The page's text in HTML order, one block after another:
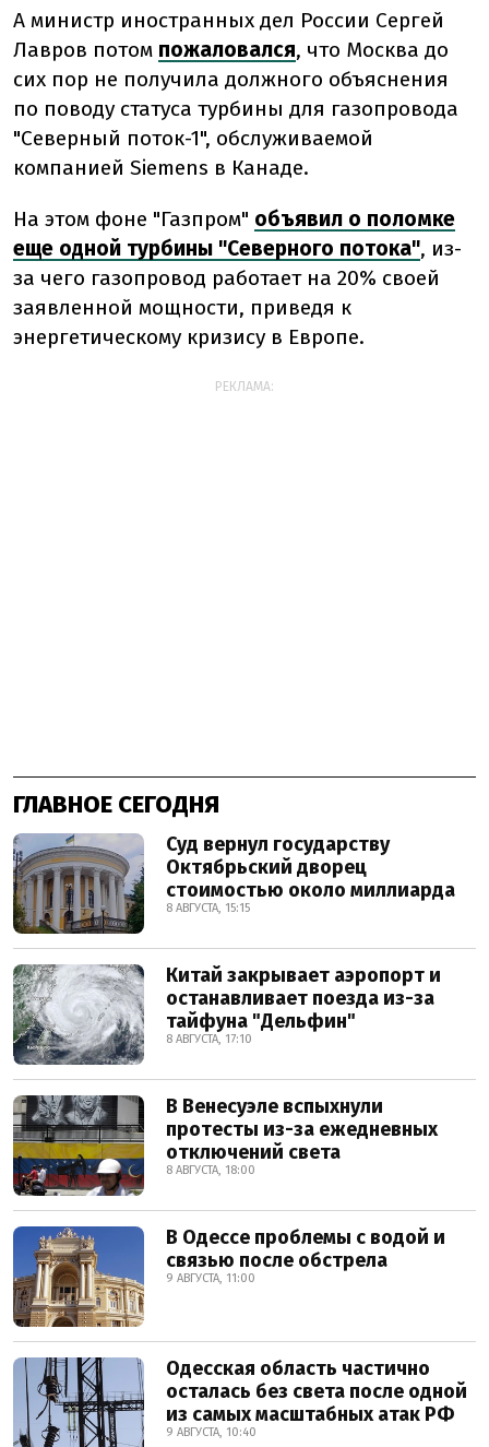
А министр иностранных дел России Сергей
Лавров потом пожаловался, что Москва до
сих пор не получила должного объяснения
по поводу статуса турбины для газопровода
"Северный поток-1", обслуживаемой
компанией Siemens в Канаде.
На этом фоне "Газпром" объявил о поломке
еще одной турбины "Северного потока", из-
за чего газопровод работает на 20% своей
заявленной мощности, приведя к
энергетическому кризису в Европе.
РЕКЛАМА:
ГЛАВНОЕ СЕГОДНЯ
Суд вернул государству
Октябрьский дворец
стоимостью около миллиарда
8 АВГУСТА, 15:15
Китай закрывает аэропорт и
останавливает поезда из-за
тайфуна "Дельфин"
8 АВГУСТА, 17:10
В Венесуэле вспыхнули
протесты из-за ежедневных
отключений света
8 АВГУСТА, 18:00
В Одессе проблемы с водой и
связью после обстрела
9 АВГУСТА, 11:00
Одесская область частично
осталась без света после одной
из самых масштабных атак РФ
9 АВГУСТА, 10:40